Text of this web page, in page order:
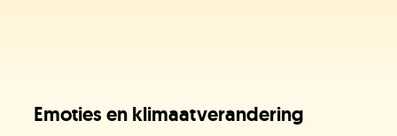
Emoties en klimaatverandering